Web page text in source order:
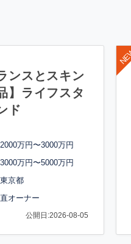
ンスとスキン
】ライフスタ
ド
2000万円〜3000万円
3000万円〜5000万円
東京都
直オーナー
公開日:2026-08-05